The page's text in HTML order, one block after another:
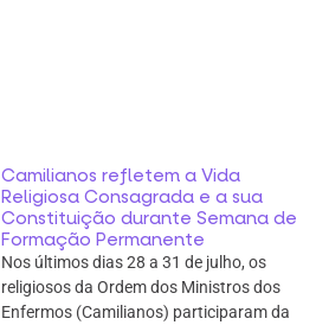
Camilianos refletem a Vida
Religiosa Consagrada e a sua
Constituição durante Semana de
Formação Permanente
Nos últimos dias 28 a 31 de julho, os
religiosos da Ordem dos Ministros dos
Enfermos (Camilianos) participaram da